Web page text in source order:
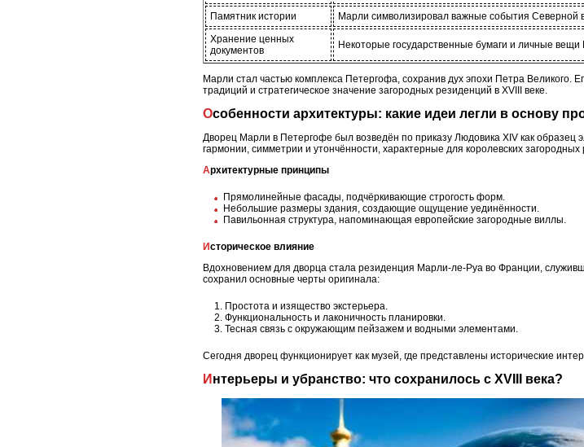
Памятник истории
Марли символизировал важные события Северной
Хранение ценных
документов
Некоторые государственные бумаги и личные вещи
Марли стал частью комплекса Петергофа, сохранив дух эпохи Петра Великого.
традиций и стратегическое значение загородных резиденций в XVIII веке.
Особенности архитектуры: какие идеи легли в основу
Дворец Марли в Петергофе был возведён по приказу Людовика XIV как образец
гармонии, симметрии и утончённости, характерные для королевских загородных
Архитектурные принципы
Прямолинейные фасады, подчёркивающие строгость форм.
Небольшие размеры здания, создающие ощущение уединённости.
Павильонная структура, напоминающая европейские загородные виллы.
Историческое влияние
Вдохновением для дворца стала резиденция Марли-ле-Руа во Франции,
сохранил основные черты оригинала:
Простота и изящество экстерьера.
Функциональность и лаконичность планировки.
Тесная связь с окружающим пейзажем и водными элементами.
Сегодня дворец функционирует как музей, где представлены исторические
Интерьеры и убранство: что сохранилось с XVIII века?